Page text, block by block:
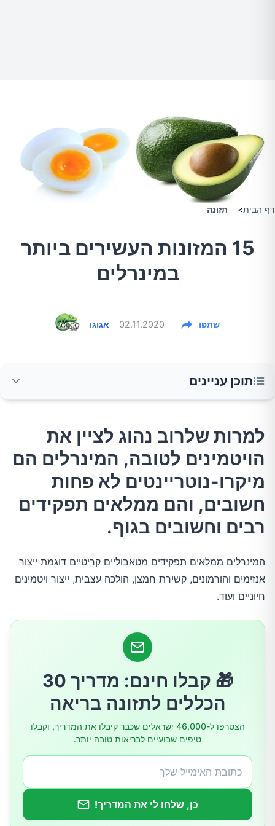
דף הבית> תזונה
15 המזונות העשירים ביותר
במינרלים
אגוגו 02.11.2020 שתפו
תוכן עניינים
המינרלים הם מיקרו-נוטריינטים לא פחות חשובים,
והם ממלאים תפקידים רבים וחשובים בגוף.
קטניות
ביצים שלמות
אגוזים
גבינה
ירקות עליים כהים
ירקות עמילניים
למרות שלרוב נהוג לציין את
הויטמינים לטובה, המינרלים הם
מיקרו-נוטריינטים לא פחות
חשובים, והם ממלאים תפקידים
רבים וחשובים בגוף.
המינרלים ממלאים תפקידים מטאבוליים קריטיים דוגמת ייצור
אנזימים והורמונים, קשירת חמצן, הולכה עצבית, ייצור ויטמינים
חיוניים ועוד.
🎁 קבלו חינם: מדריך 30
הכללים לתזונה בריאה
הצטרפו ל-46,000 ישראלים שכבר קיבלו את המדריך, וקבלו
טיפים שבועיים לבריאות טובה יותר.
כן, שלחו לי את המדריך!